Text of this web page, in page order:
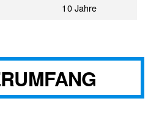
10 Jahre